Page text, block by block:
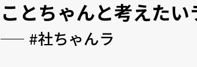
ことちゃんと考えたい
#社ちゃんラ